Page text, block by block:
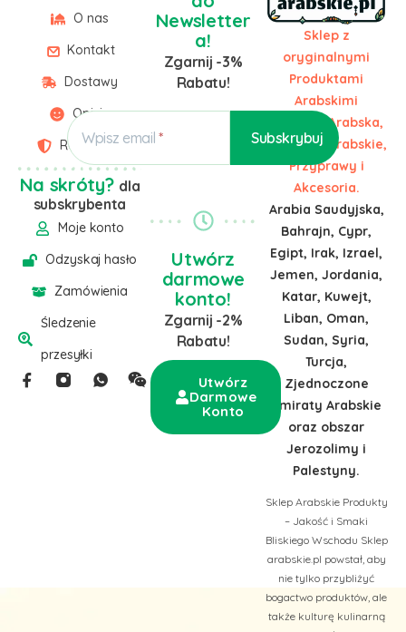
O nas
Kontakt
Dostawy
Opinie
Regulamin
Na skróty? dla
subskrybenta
Moje konto
Odzyskaj hasło
Zamówienia
Śledzenie
przesyłki
Sklep z
oryginalnymi
Produktami
Arabskimi
Żywność Arabska,
Słodycze Arabskie,
Przyprawy i
Akcesoria.
Arabia Saudyjska,
Bahrajn, Cypr,
Egipt, Irak, Izrael,
Jemen, Jordania,
Katar, Kuwejt,
Liban, Oman,
Sudan, Syria,
Turcja,
Zjednoczone
Emiraty Arabskie
oraz obszar
Jerozolimy i
Palestyny.
Sklep Arabskie Produkty
– Jakość i Smaki
Bliskiego Wschodu Sklep
arabskie.pl powstał, aby
nie tylko przybliżyć
bogactwo produktów, ale
także kulturę kulinarną
Newsletter
a!
Zgarnij -3%
Rabatu!
Wpisz email
Utwórz
darmowe
konto!
Zgarnij -2%
Rabatu!
Utwórz
Darmowe
Konto